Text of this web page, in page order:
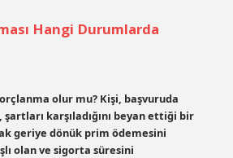
Hangi Durumlarda
olur mu? Kişi, başvuruda
karşıladığını beyan ettiği bir
geriye dönük prim ödemesini
olan ve sigorta süresini